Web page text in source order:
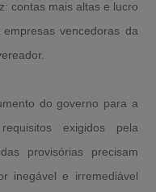
contas mais altas e lucro
vencedoras da
do governo para a
exigidos pela
provisórias precisam
inegável e irremediável